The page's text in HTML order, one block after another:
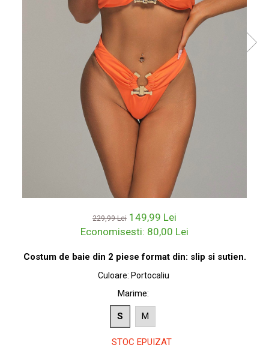
229,99 Lei 149,99 Lei
Economisesti: 80,00 Lei
Costum de baie din 2 piese format din: slip si sutien.
Culoare: Portocaliu
Marime:
S M
STOC EPUIZAT